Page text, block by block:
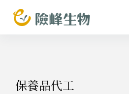
跳
至
保養品代工